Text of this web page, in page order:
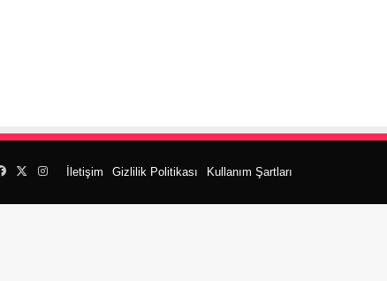
İletişim Gizlilik Politikası Kullanım Şartları
Facebook
X Instagram